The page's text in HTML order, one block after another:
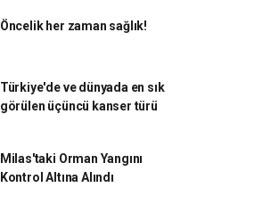
Öncelik her zaman sağlık!
Türkiye'de ve dünyada en sık
görülen üçüncü kanser türü
Milas'taki Orman Yangını
Kontrol Altına Alındı